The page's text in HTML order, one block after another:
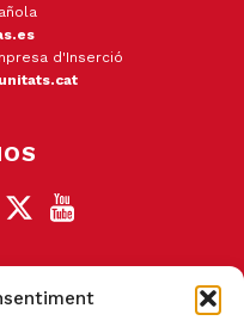
d'Inserció